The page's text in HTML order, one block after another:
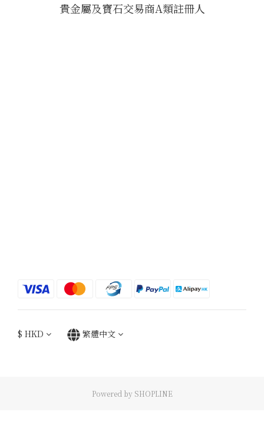
貴金屬及寶石交易商A類註冊人
$ HKD 繁體中文
Powered by SHOPLINE